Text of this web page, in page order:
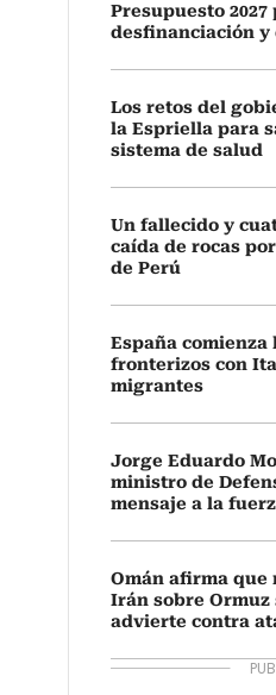
Presupuesto
desfinanciación y
Los retos del
la Espriella para
sistema de salud
Un fallecido y
caída de rocas
de Perú
España comienza
fronterizos con
migrantes
Jorge Eduardo
ministro de
mensaje a la
Omán afirma que
Irán sobre Ormuz
advierte contra